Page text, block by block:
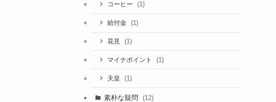
コーヒー (1)
給付金 (1)
花見 (1)
マイナポイント (1)
天皇 (1)
素朴な疑問 (12)